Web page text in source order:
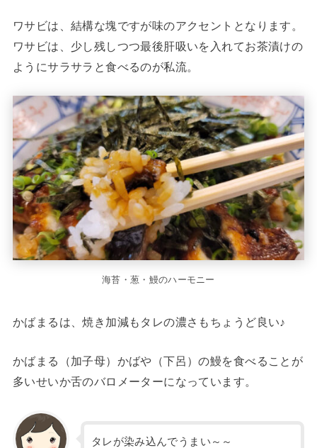
ワサビは、結構な塊ですが味のアクセントとなります。
ワサビは、少し残しつつ最後肝吸いを入れてお茶漬けの
ようにサラサラと食べるのが私流。
海苔・葱・鰻のハーモニー
かばまるは、焼き加減もタレの濃さもちょうど良い♪
かばまる（加子母）かばや（下呂）の鰻を食べることが
多いせいか舌のバロメーターになっています。
タレが染み込んでうまい～～